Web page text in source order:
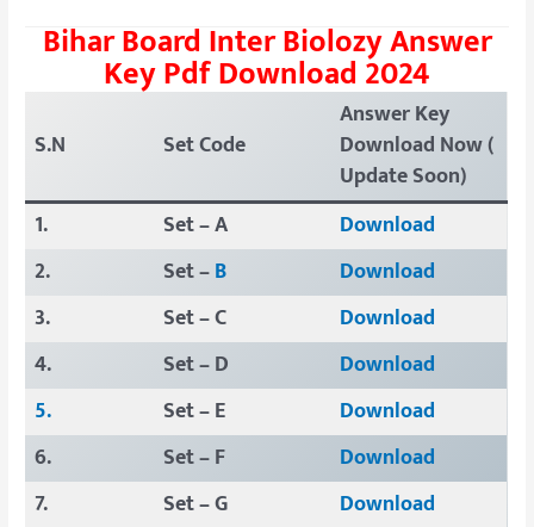
Bihar Board Inter Biolozy Answer
Key Pdf Download 2024
S.N Set Code
Answer Key
Download Now (
Update Soon)
1.
Set – A
Download
2.
Set –B
Download
3.
Set – C
Download
4.
Set – D
Download
5.
Set – E
Download
6.
Set – F
Download
7.
Set – G
Download